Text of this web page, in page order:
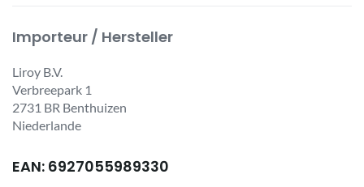
Importeur / Hersteller
Liroy B.V.
Verbreepark 1
2731 BR Benthuizen
Niederlande
EAN: 6927055989330